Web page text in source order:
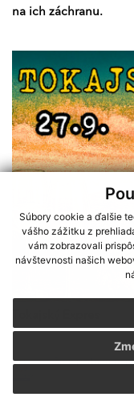
Súbory cookie a ďalšie
vášho zážitku z
vám zobrazovali
návštevnosti našich
Sme partnerom
na ich záchranu.